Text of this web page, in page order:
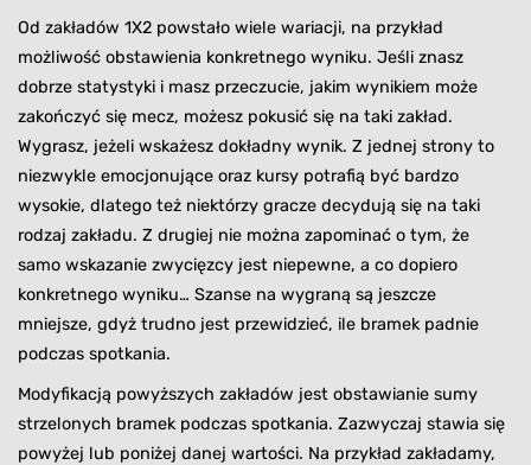
Od zakładów 1X2 powstało wiele wariacji, na przykład
możliwość obstawienia konkretnego wyniku. Jeśli znasz
dobrze statystyki i masz przeczucie, jakim wynikiem może
zakończyć się mecz, możesz pokusić się na taki zakład.
Wygrasz, jeżeli wskażesz dokładny wynik. Z jednej strony to
niezwykle emocjonujące oraz kursy potrafią być bardzo
wysokie, dlatego też niektórzy gracze decydują się na taki
rodzaj zakładu. Z drugiej nie można zapominać o tym, że
samo wskazanie zwycięzcy jest niepewne, a co dopiero
konkretnego wyniku… Szanse na wygraną są jeszcze
mniejsze, gdyż trudno jest przewidzieć, ile bramek padnie
podczas spotkania.
Modyfikacją powyższych zakładów jest obstawianie sumy
strzelonych bramek podczas spotkania. Zazwyczaj stawia się
powyżej lub poniżej danej wartości. Na przykład zakładamy,